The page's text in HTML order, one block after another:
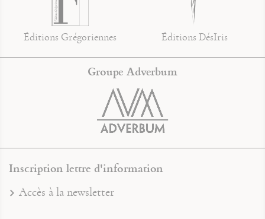
Éditions Grégoriennes Éditions DésIris
Groupe Adverbum
Inscription lettre d'information
Accès à la newsletter